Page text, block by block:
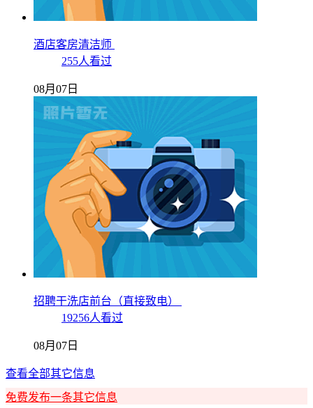
酒店客房清洁师
255人看过
08月07日
招聘干洗店前台（直接致电）
19256人看过
08月07日
查看全部其它信息
免费发布一条其它信息